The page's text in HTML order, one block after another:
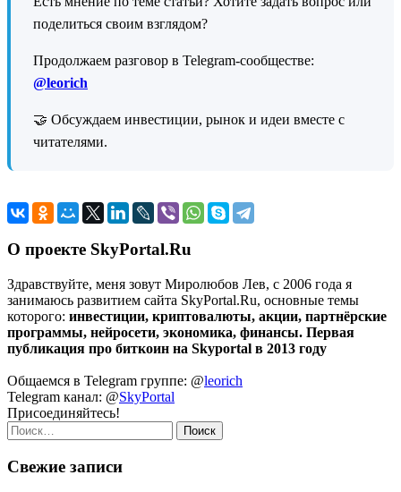
поделиться своим взглядом?
Продолжаем разговор в Telegram-сообществе:
@leorich
🤝 Обсуждаем инвестиции, рынок и идеи вместе с
читателями.
О проекте SkyPortal.Ru
Здравствуйте, меня зовут Миролюбов Лев, с 2006 года я
занимаюсь развитием сайта SkyPortal.Ru, основные темы
которого: инвестиции, криптовалюты, акции, партнёрские
программы, нейросети, экономика, финансы. Первая
публикация про биткоин на Skyportal в 2013 году
Общаемся в Telegram группе: @leorich
Telegram канал: @SkyPortal
Присоединяйтесь!
Найти:
Свежие записи